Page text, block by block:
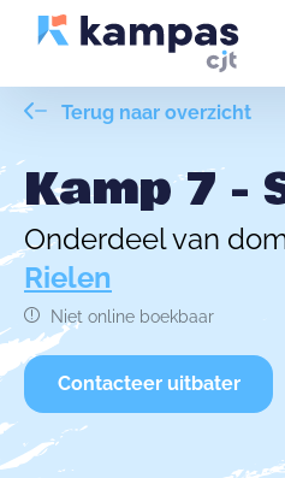
Terug naar overzicht
Kamp 7 -
Onderdeel van
Rielen
Niet online boekbaar
Contacteer uitbater